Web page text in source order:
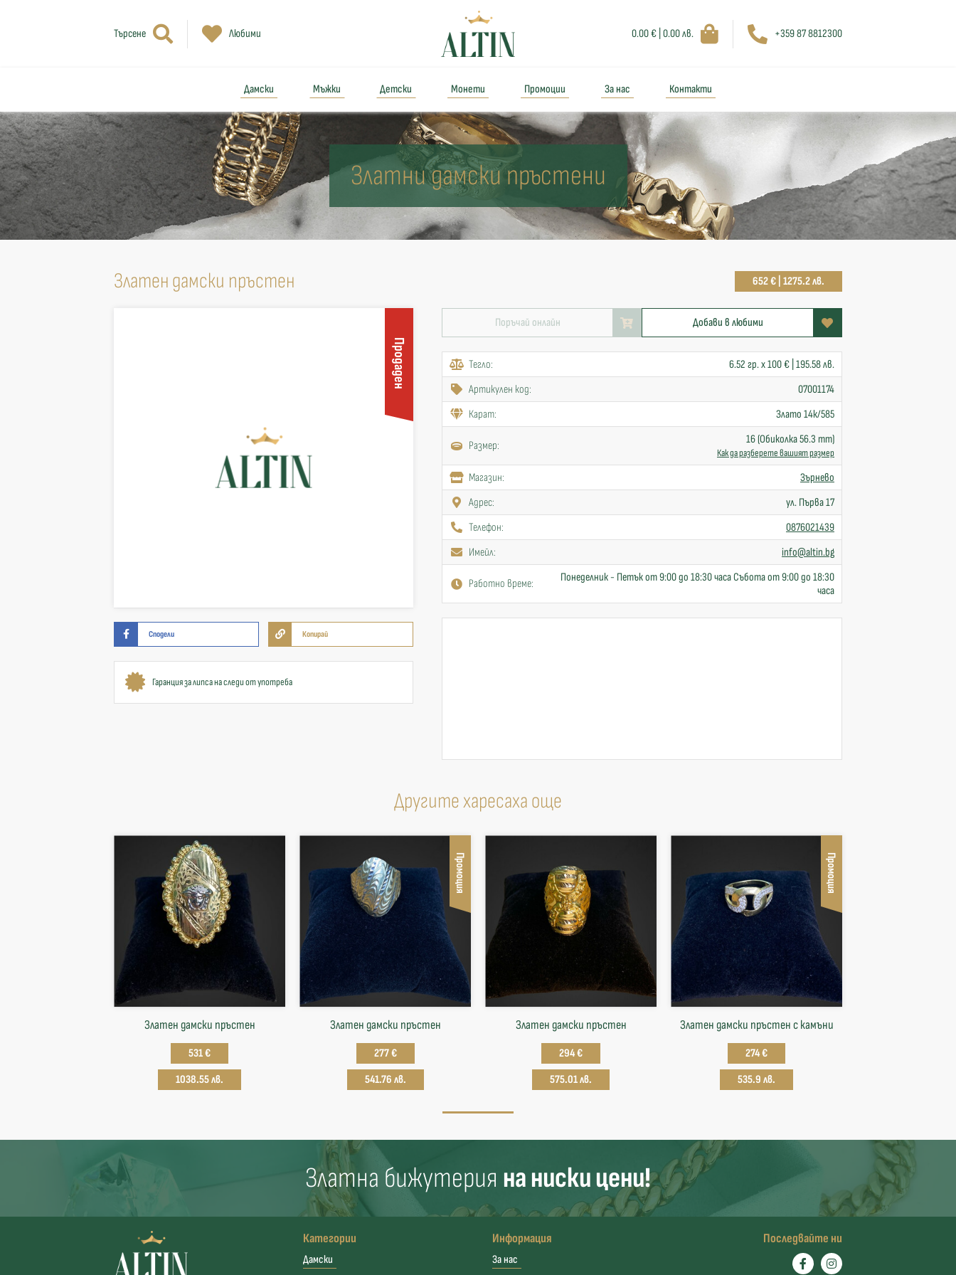
Търсене Любими 0.00 € | 0.00 лв. +359 87 8812300
Дамски Мъжки Детски Монети Промоции За нас Контакти
Златни дамски пръстени
Златен дамски пръстен 652 € | 1275.2 лв.
Продаден
Сподели Копирай
Гаранция за липса на следи от употреба
Поръчай онлайн Добави в любими
Тегло:
6.52 гр. x 100 € | 195.58 лв.
Артикулен код:
07001174
Карат:
Злато 14к/585
Размер: 16 (Обиколка 56.3 mm)
Как да разберете вашият размер
Mагазин:
Зърнево
Адрес:
ул. Първа 17
Телефон:
0876021439
Имейл:
info@altin.bg
Работно време:
Понеделник - Петък от 9:00 до 18:30 часа Събота от 9:00 до 18:30
часа
Другите харесаха още
Златен дамски пръстен
531 €
1038.55 лв.
Промоция
Златен дамски пръстен
277 €
541.76 лв.
Златен дамски пръстен
294 €
575.01 лв.
Промоция
Златен дамски пръстен с камъни
274 €
535.9 лв.
Златна бижутерия на ниски цени!
Категории
Дамски
Информация
За нас
Последвайте ни